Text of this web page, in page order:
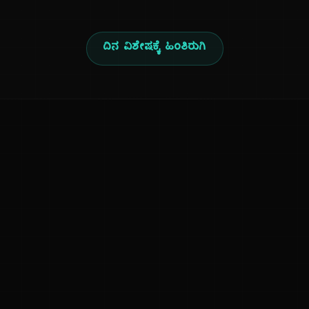
ದಿನ ವಿಶೇಷಕ್ಕೆ ಹಿಂತಿರುಗಿ